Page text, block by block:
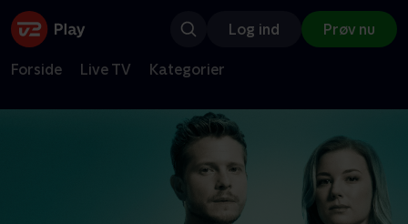
Log ind Prøv nu
Forside Live TV Kategorier